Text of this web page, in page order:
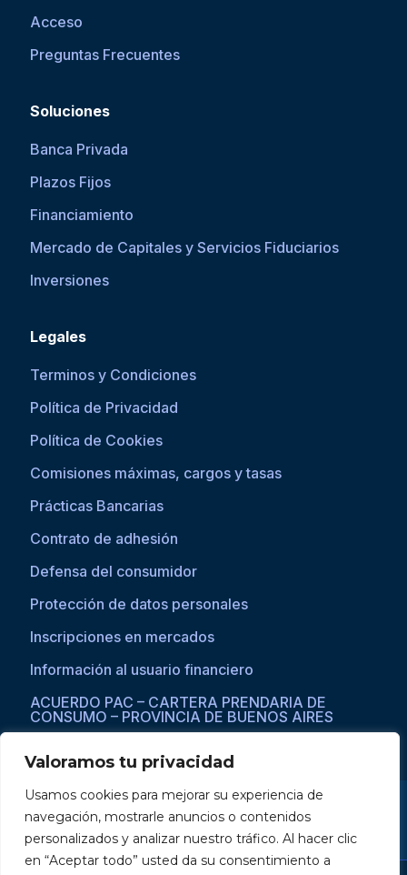
Valoramos tu privacidad
Usamos cookies para mejorar su experiencia de
navegación, mostrarle anuncios o contenidos
personalizados y analizar nuestro tráfico. Al hacer clic
en “Aceptar todo” usted da su consentimiento a
Acceso
Preguntas Frecuentes
Soluciones
Banca Privada
Plazos Fijos
Financiamiento
Mercado de Capitales y Servicios Fiduciarios
Inversiones
Legales
Terminos y Condiciones
Política de Privacidad
Política de Cookies
Comisiones máximas, cargos y tasas
Prácticas Bancarias
Contrato de adhesión
Defensa del consumidor
Protección de datos personales
Inscripciones en mercados
Información al usuario financiero
ACUERDO PAC – CARTERA PRENDARIA DE
CONSUMO – PROVINCIA DE BUENOS AIRES
Si asistís a una persona con dificultades visuales para acceder a la
web, por favor ingresar a través del explorador Microsoft Edge,
donde se habilita la opción de reproducción de texto a voz